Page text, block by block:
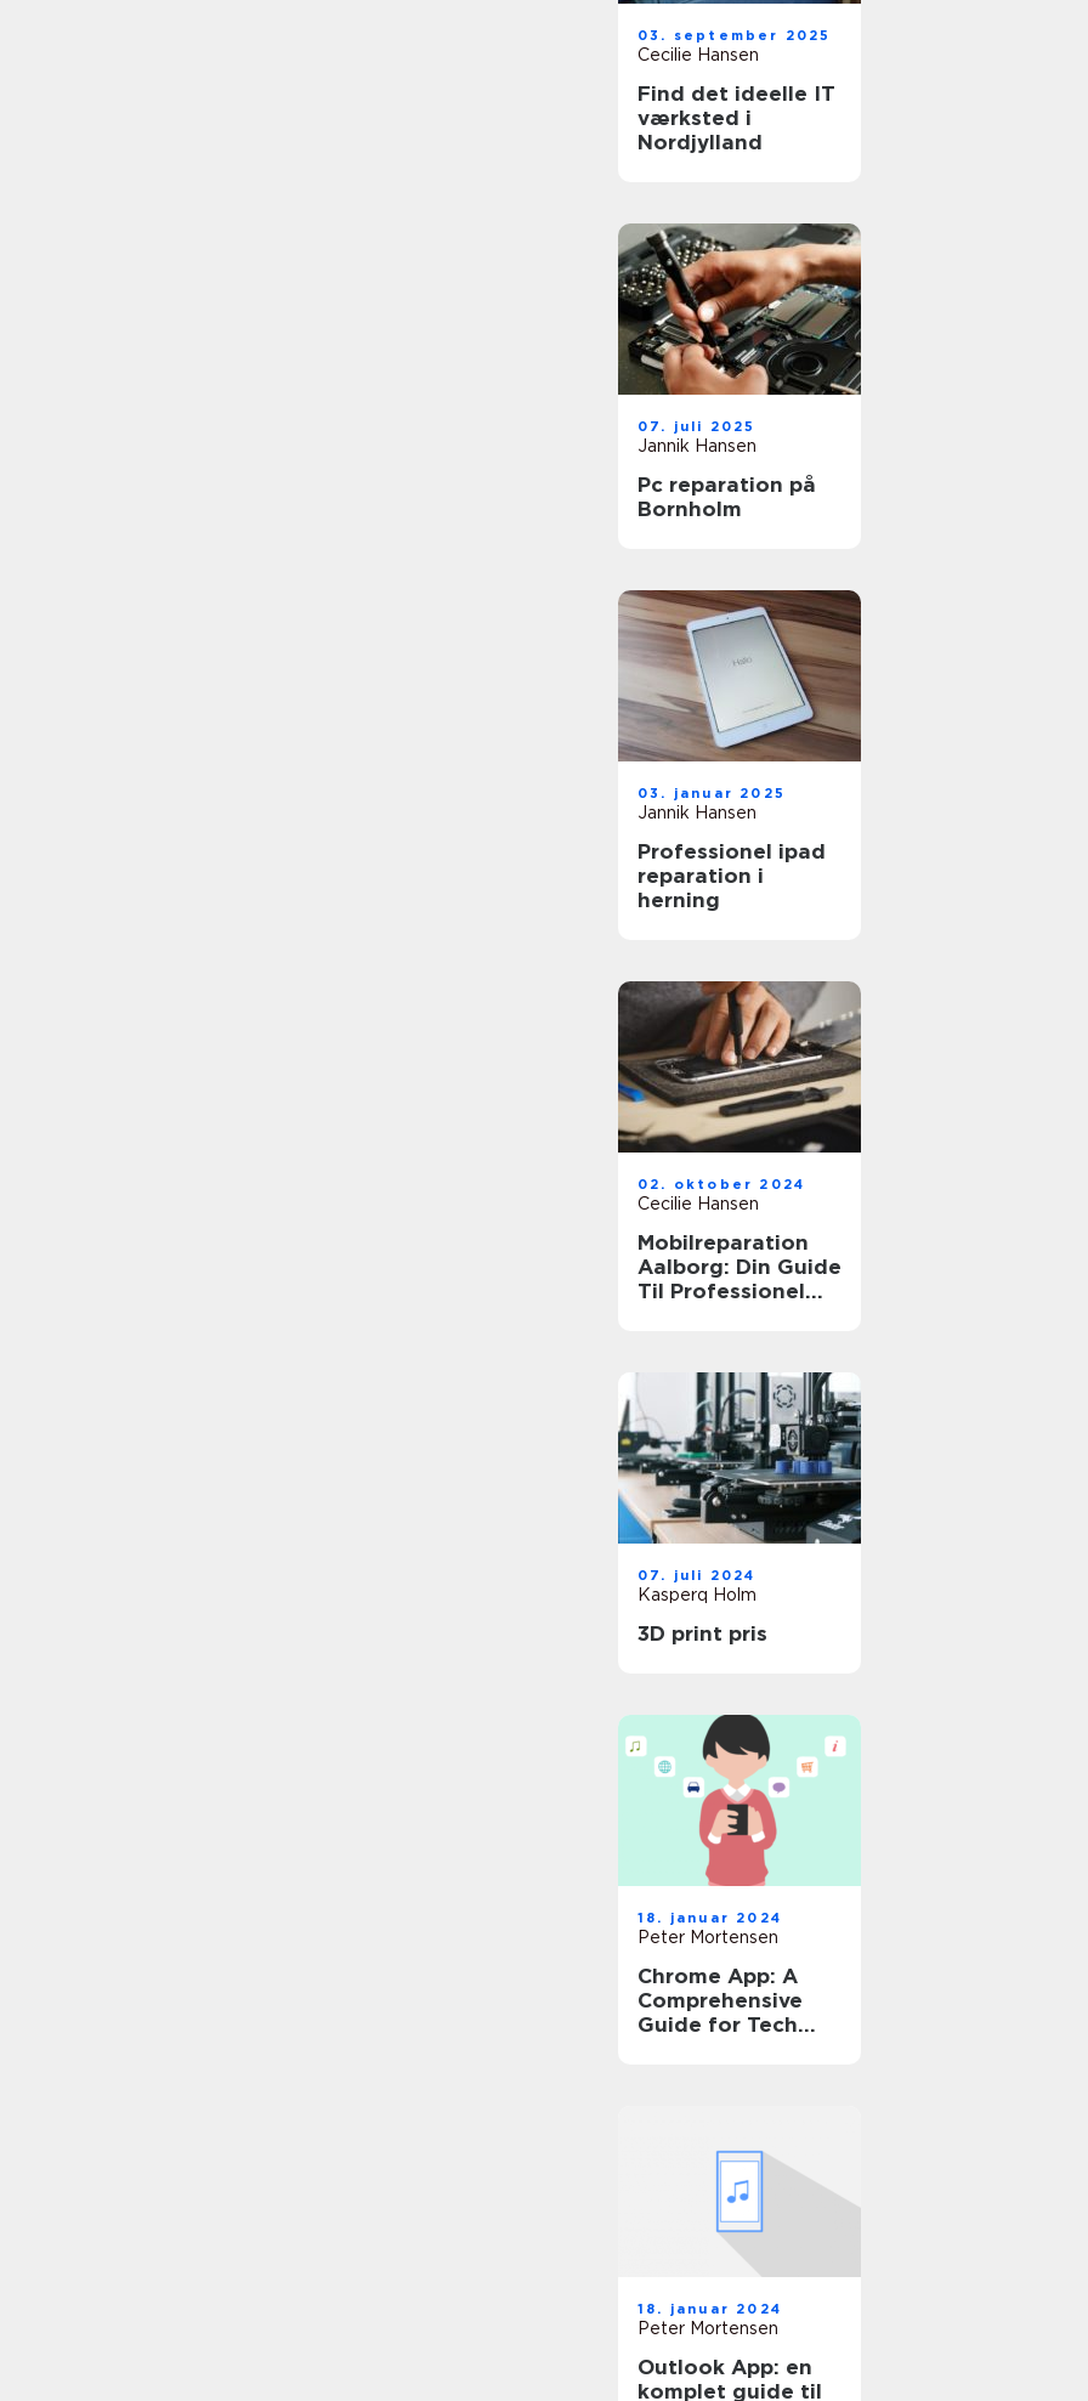
03. september 2025
Cecilie Hansen
Find det ideelle IT
værksted i
Nordjylland
07. juli 2025
Jannik Hansen
Pc reparation på
Bornholm
03. januar 2025
Jannik Hansen
Professionel ipad
reparation i
herning
02. oktober 2024
Cecilie Hansen
Mobilreparation
Aalborg: Din Guide
Til Professionel
07. juli 2024
Kasperq Holm
3D print pris
18. januar 2024
Peter Mortensen
Chrome App: A
Comprehensive
Guide for Tech
18. januar 2024
Peter Mortensen
Outlook App: en
komplet guide til